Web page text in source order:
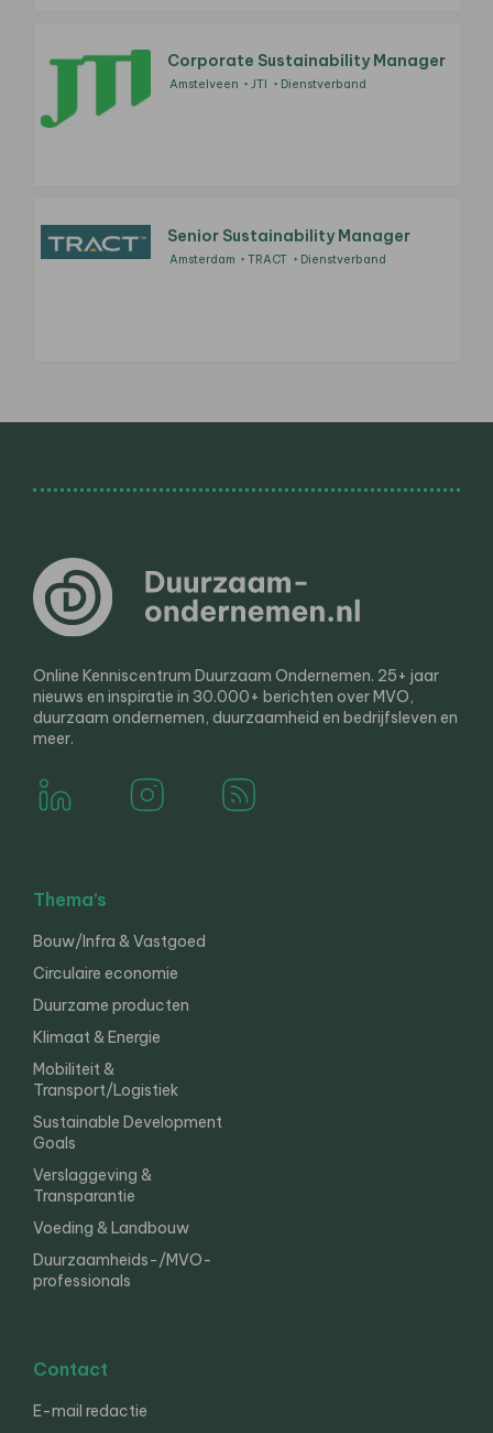
Corporate Sustainability Manager
Amstelveen JTI Dienstverband
Senior Sustainability Manager
Amsterdam TRACT Dienstverband
Online Kenniscentrum Duurzaam Ondernemen. 25+ jaar
nieuws en inspiratie in 30.000+ berichten over MVO,
duurzaam ondernemen, duurzaamheid en bedrijfsleven en
meer.
Thema’s
Bouw/Infra & Vastgoed
Circulaire economie
Duurzame producten
Klimaat & Energie
Mobiliteit &
Transport/Logistiek
Sustainable Development
Goals
Verslaggeving &
Transparantie
Voeding & Landbouw
Duurzaamheids-/MVO-
professionals
Contact
E-mail redactie